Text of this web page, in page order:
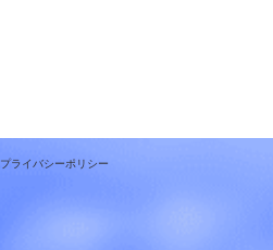
プライバシーポリシー